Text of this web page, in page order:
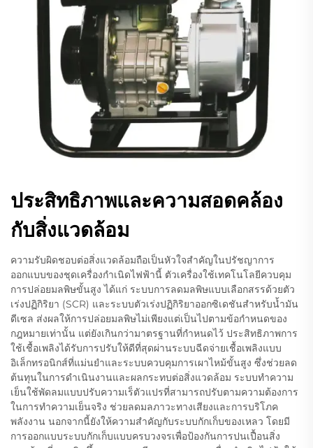
ประสิทธิภาพและความสอดคล้อง
กับสิ่งแวดล้อม
ความรับผิดชอบต่อสิ่งแวดล้อมถือเป็นหัวใจสำคัญในปรัชญาการ
ออกแบบของชุดเครื่องกำเนิดไฟฟ้านี้ ตัวเครื่องใช้เทคโนโลยีควบคุม
การปล่อยมลพิษขั้นสูง ได้แก่ ระบบการลดมลพิษแบบเลือกสรรด้วยตัว
เร่งปฏิกิริยา (SCR) และระบบตัวเร่งปฏิกิริยาออกซิเดชันสำหรับน้ำมัน
ดีเซล ส่งผลให้การปล่อยมลพิษไม่เพียงแต่เป็นไปตามข้อกำหนดของ
กฎหมายเท่านั้น แต่ยังเกินกว่ามาตรฐานที่กำหนดไว้ ประสิทธิภาพการ
ใช้เชื้อเพลิงได้รับการปรับให้ดีที่สุดผ่านระบบฉีดจ่ายเชื้อเพลิงแบบ
อิเล็กทรอนิกส์ที่แม่นยำและระบบควบคุมการเผาไหม้ขั้นสูง ซึ่งช่วยลด
ต้นทุนในการดำเนินงานและผลกระทบต่อสิ่งแวดล้อม ระบบทำความ
เย็นใช้พัดลมแบบปรับความเร็ตัวแปรที่สามารถปรับตามความต้องการ
ในการทำความเย็นจริง ช่วยลดมลภาวะทางเสียงและการบริโภค
พลังงาน นอกจากนี้ยังให้ความสำคัญกับระบบกักเก็บของเหลว โดยมี
การออกแบบระบบกักเก็บแบบครบวงจรเพื่อป้องกันการปนเปื้อนสิ่ง